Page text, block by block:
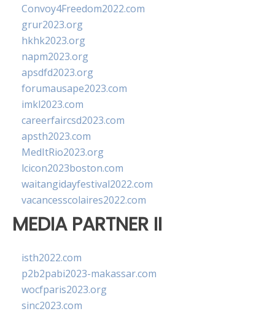
Convoy4Freedom2022.com
grur2023.org
hkhk2023.org
napm2023.org
apsdfd2023.org
forumausape2023.com
imkl2023.com
careerfaircsd2023.com
apsth2023.com
MedItRio2023.org
lcicon2023boston.com
waitangidayfestival2022.com
vacancesscolaires2022.com
MEDIA PARTNER II
isth2022.com
p2b2pabi2023-makassar.com
wocfparis2023.org
sinc2023.com